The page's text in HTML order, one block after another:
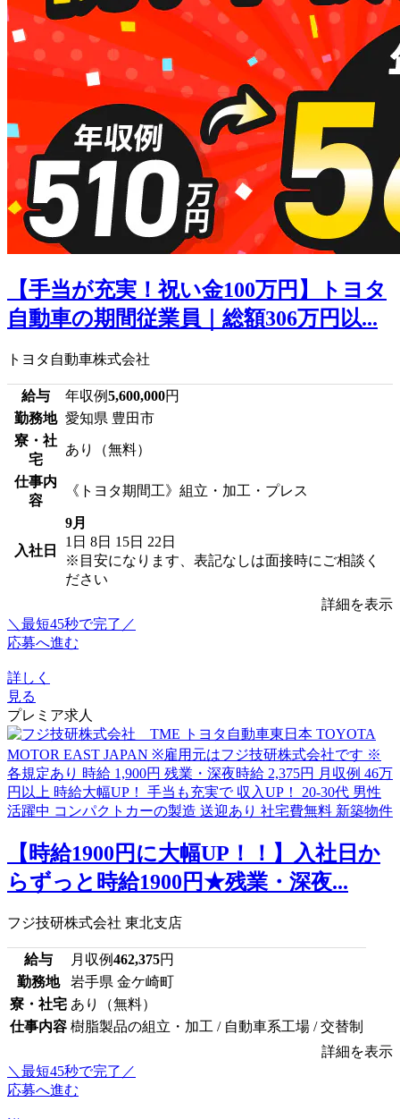
【手当が充実！祝い金100万円】トヨタ
自動車の期間従業員｜総額306万円以...
トヨタ自動車株式会社
給与 年収例5,600,000円
勤務地 愛知県 豊田市
寮・社
宅
あり（無料）
仕事内
容
《トヨタ期間工》組立・加工・プレス
入社日
9月
1日 8日 15日 22日
※目安になります、表記なしは面接時にご相談く
ださい
詳細を表示
＼最短45秒で完了／
応募へ進む
詳しく
見る
プレミア求人
【時給1900円に大幅UP！！】入社日か
らずっと時給1900円★残業・深夜...
フジ技研株式会社 東北支店
給与 月収例462,375円
勤務地
岩手県 金ケ崎町
寮・社宅 あり（無料）
仕事内容 樹脂製品の組立・加工 / 自動車系工場 / 交替制
詳細を表示
＼最短45秒で完了／
応募へ進む